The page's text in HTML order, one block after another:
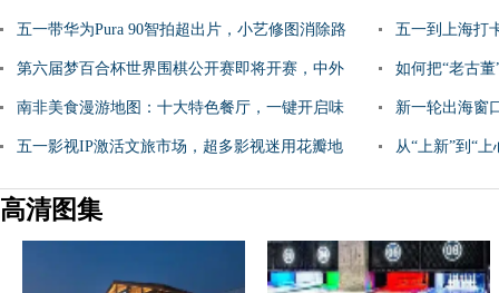
长做成基本盘
五一带华为Pura 90智拍超出片，小艺修图消除路
人替换背景松弛感
第六届梦百合杯世界围棋公开赛即将开赛，中外
棋手齐聚江苏如皋
南非美食漫游地图：十大特色餐厅，一键开启味
蕾之旅
五一影视IP激活文旅市场，超多影视迷用花瓣地
图一键直达打卡同款
放多项关键信
五一到上海打
瓣地图路线自
如何把“老古
出海之路
新一轮出海窗
邀你入局
从“上新”到“
做成到店增量
高清图集